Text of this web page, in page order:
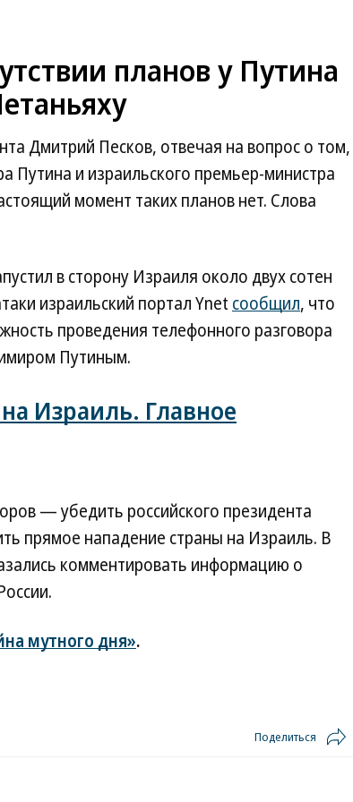
планов у Путина
Дмитрий Песков, отвечая на вопрос о том,
Путина и израильского премьер-министра
момент таких планов нет. Слова
в сторону Израиля около двух сотен
израильский портал Ynet сообщил, что
проведения телефонного разговора
Путиным.
Израиль. Главное
— убедить российского президента
прямое нападение страны на Израиль. В
комментировать информацию о
мутного дня».
Поделиться